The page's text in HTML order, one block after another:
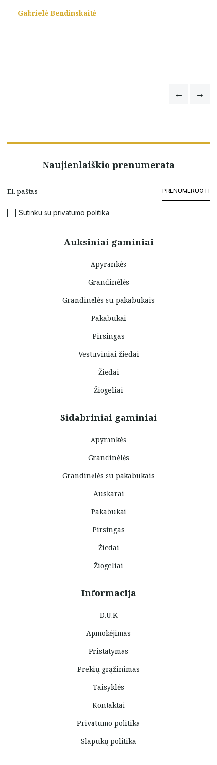
Gabrielė Bendinskaitė
Auksiniai gaminiai
Apyrankės
Grandinėlės
Grandinėlės su pakabukais
Pakabukai
Pirsingas
Vestuviniai žiedai
Žiedai
Žiogeliai
Sidabriniai gaminiai
Apyrankės
Grandinėlės
Grandinėlės su pakabukais
Auskarai
Pakabukai
Pirsingas
Žiedai
Žiogeliai
Informacija
D.U.K
Apmokėjimas
Pristatymas
Prekių grąžinimas
Taisyklės
Kontaktai
Privatumo politika
Slapukų politika
Naujienlaiškio prenumerata
PRENUMERUOTI
Sutinku su privatumo politika